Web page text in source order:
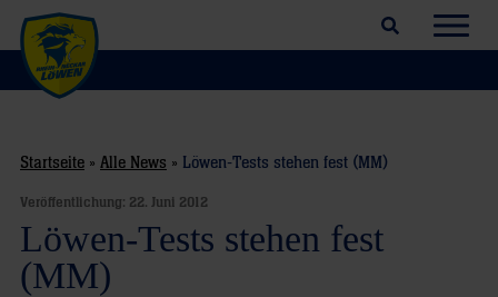
Suchfeld öffnen
Startseite » Alle News » Löwen-Tests stehen fest (MM)
Veröffentlichung: 22. Juni 2012
Löwen-Tests stehen fest
(MM)